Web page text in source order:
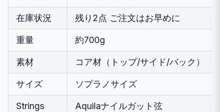
在庫状況 残り2点 ご注文はお早めに
重量 約700g
素材 コア材（トップ/サイド/バック）
サイズ ソプラノサイズ
Strings Aquilaナイルガット弦